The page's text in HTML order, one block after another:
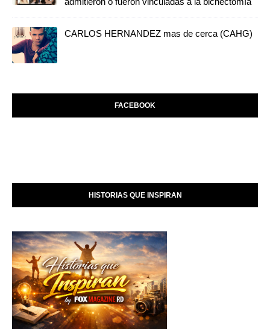
CARLOS HERNANDEZ mas de cerca (CAHG)
FACEBOOK
HISTORIAS QUE INSPIRAN